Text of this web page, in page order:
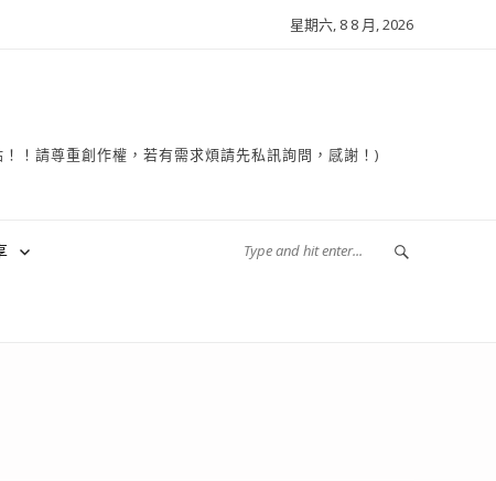
星期六, 8 8 月, 2026
請尊重創作權，若有需求煩請先私訊詢問，感謝！)